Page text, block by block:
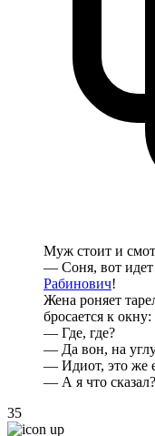
Муж стоит и
— Соня, вот идет
Рабинович!
Жена роняет
бросается к окну:
— Где, где?
— Да вон, на
— Идиот, это же
— А я что сказал?
35